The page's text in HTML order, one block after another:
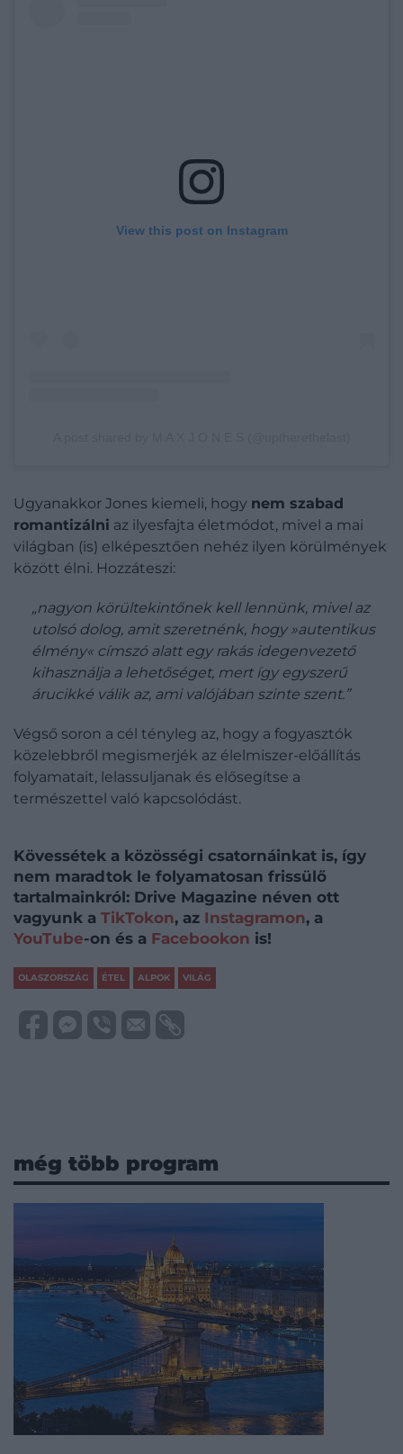
View this post on Instagram
Ugyanakkor Jones kiemeli, hogy nem szabad
romantizálni az ilyesfajta életmódot, mivel a mai
világban (is) elképesztően nehéz ilyen körülmények
között élni. Hozzáteszi:
„nagyon körültekintőnek kell lennünk, mivel az
utolsó dolog, amit szeretnénk, hogy »autentikus
élmény« címszó alatt egy rakás idegenvezető
kihasználja a lehetőséget, mert így egyszerű
árucikké válik az, ami valójában szinte szent.”
Végső soron a cél tényleg az, hogy a fogyasztók
közelebbről megismerjék az élelmiszer-előállítás
folyamatait, lelassuljanak és elősegítse a
természettel való kapcsolódást.
Kövessétek a közösségi csatornáinkat is, így
nem maradtok le folyamatosan frissülő
tartalmainkról: Drive Magazine néven ott
vagyunk a TikTokon, az Instagramon, a
YouTube-on és a Facebookon is!
OLASZORSZÁG ÉTEL ALPOK VILÁG
még több program